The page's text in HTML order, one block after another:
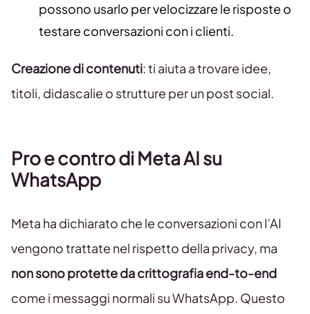
possono usarlo per velocizzare le risposte o
testare conversazioni con i clienti.
Creazione di contenuti: ti aiuta a trovare idee,
titoli, didascalie o strutture per un post social.
Pro e contro di Meta AI su
WhatsApp
Meta ha dichiarato che le conversazioni con l’AI
vengono trattate nel rispetto della privacy, ma
non sono protette da crittografia end-to-end
come i messaggi normali su WhatsApp. Questo